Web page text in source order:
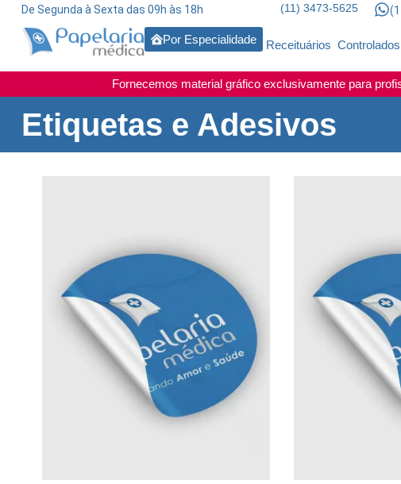
De Segunda à Sexta das 09h às 18h (11) 3473-5625
Por Especialidade Receituários Controlados
Fornecemos material gráfico exclusivamente para
Etiquetas e Adesivos